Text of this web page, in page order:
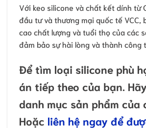
Với keo silicone và chất kết dính từ
đầu tư và thương mại quốc tế VCC,
cao chất lượng và tuổi thọ của các
đảm bảo sự hài lòng và thành công
Để tìm loại silicone phù
án tiếp theo của bạn.
danh mục sản phẩm của
Hoặc liên hệ ngay để